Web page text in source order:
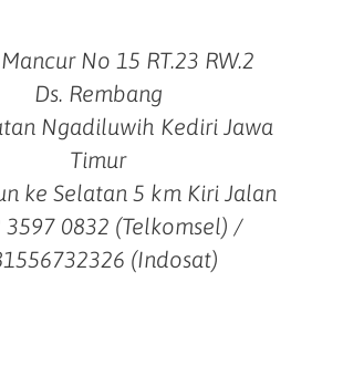
No 15 RT.23 RW.2
Ds. Rembang
Ngadiluwih Kediri Jawa
Timur
ke Selatan 5 km Kiri Jalan
3597 0832 (Telkomsel) /
(Indosat)